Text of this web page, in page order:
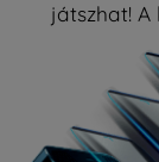
játszhat!